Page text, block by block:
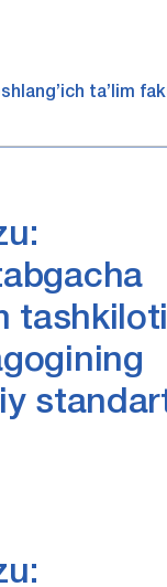
ta’lim
tashkiloti